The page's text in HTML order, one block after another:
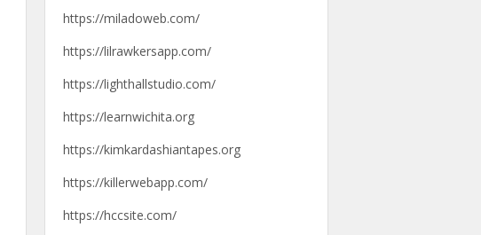
https://miladoweb.com/
https://lilrawkersapp.com/
https://lighthallstudio.com/
https://learnwichita.org
https://kimkardashiantapes.org
https://killerwebapp.com/
https://hccsite.com/